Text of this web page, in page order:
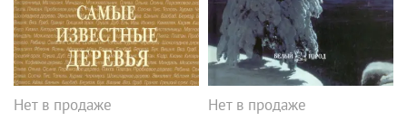
Нет в продаже
Нет в продаже